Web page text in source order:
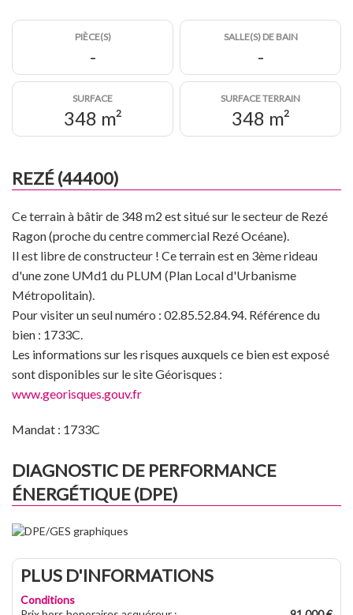
PIÈCE(S)
-
SALLE(S) DE BAIN
-
SURFACE
348 m²
SURFACE TERRAIN
348 m²
REZÉ (44400)
Ce terrain à bâtir de 348 m2 est situé sur le secteur de Rezé
Ragon (proche du centre commercial Rezé Océane).
Il est libre de constructeur ! Ce terrain est en 3ème rideau
d'une zone UMd1 du PLUM (Plan Local d'Urbanisme
Métropolitain).
Pour visiter un seul numéro : 02.85.52.84.94. Référence du
bien : 1733C.
Les informations sur les risques auxquels ce bien est exposé
sont disponibles sur le site Géorisques :
www.georisques.gouv.fr
Mandat : 1733C
DIAGNOSTIC DE PERFORMANCE
ÉNERGÉTIQUE (DPE)
PLUS D'INFORMATIONS
Conditions